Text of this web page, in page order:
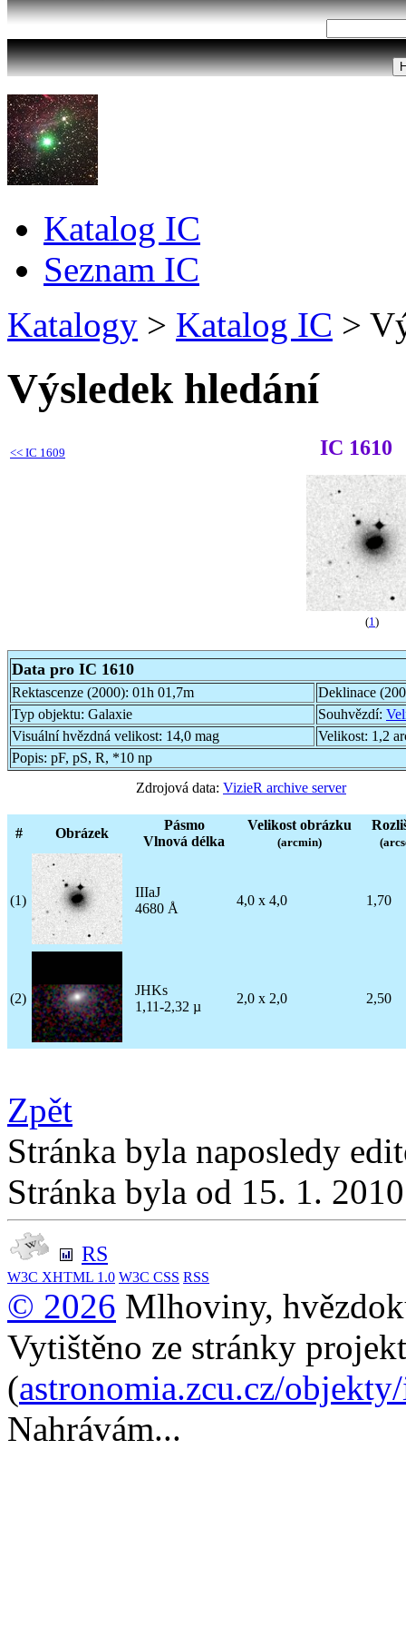
Katalog IC
Seznam IC
Katalogy > Katalog IC >
Výsledek hledání
<< IC 1609 IC 1610
(1 )
Data pro IC 1610
Rektascenze (2000): 01h 01,7m
Deklinace
Typ objektu: Galaxie Souhvězdí:
Visuální hvězdná velikost: 14,0 mag Velikost: 1,2
Popis: pF, pS, R, *10 np
Zdrojová data: VizieR archive server
# Obrázek
Pásmo
Vlnová délka
Velikost obrázku
(arcmin)
(1)
IIIaJ
4680 Å
4,0 x 4,0 1,70
(2)
JHKs
1,11-2,32 µ
2,0 x 2,0 2,50
Zpět
Stránka byla naposledy
Stránka byla od 15. 1.
RS
W3C XHTML 1.0 W3C CSS RSS
© 2026 Mlhoviny,
Vytištěno ze stránky
(astronomia.zcu.cz/
Nahrávám...